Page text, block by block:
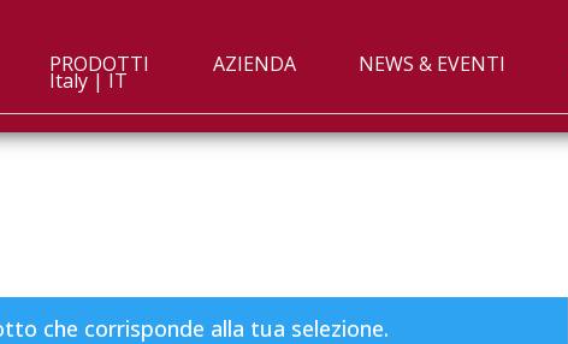
PRODOTTI AZIENDA NEWS & EVENTI
Italy | IT
che corrisponde alla tua selezione.